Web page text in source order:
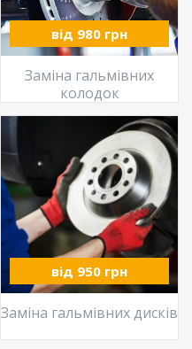
від 980 грн
Заміна гальмівних
колодок
від 950 грн
Заміна гальмівних дисків